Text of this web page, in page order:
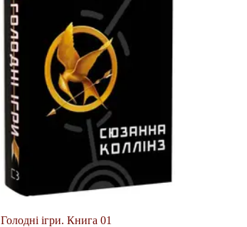
Голодні ігри. Книга 01